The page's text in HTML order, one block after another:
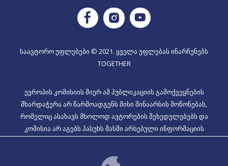
FacebookInstagramYoutube
საავტორო უფლებები © 2021. ყველა უფლებას ინარჩუნებს
TOGETHER
ევროპის კომისიის მიერ ამ პუბლიკაციის გამოქვეყნების
მხარდაჭერა არ წარმოადგენს მისი შინაარსის მოწონებას,
რომელიც ასახავს მხოლოდ ავტორების შეხედულებებს და
კომისია არ აგებს პასუხს მასში არსებული ინფორმაციის